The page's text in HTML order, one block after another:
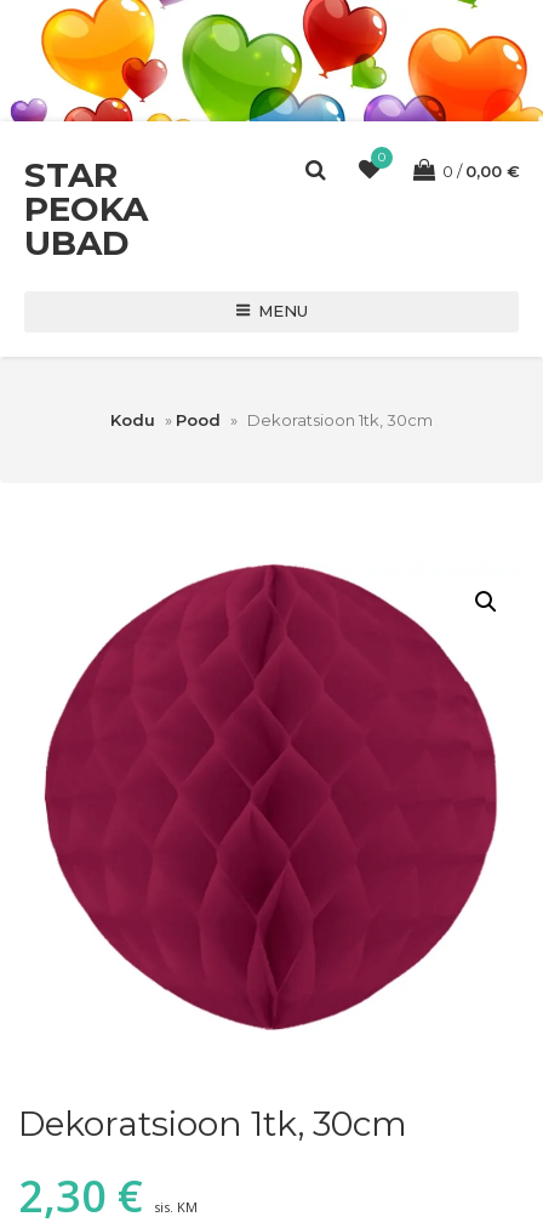
STAR
PEOKA
UBAD
0
0 0,00 €
MENU
Kodu » Pood » Dekoratsioon 1tk, 30cm
Dekoratsioon 1tk, 30cm
2,30 € sis. KM